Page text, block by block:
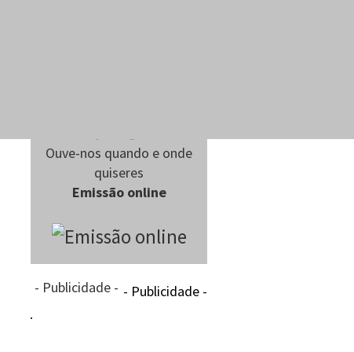
Ouve-nos quando e onde
quiseres
Emissão online
- Publicidade - - Publicidade -